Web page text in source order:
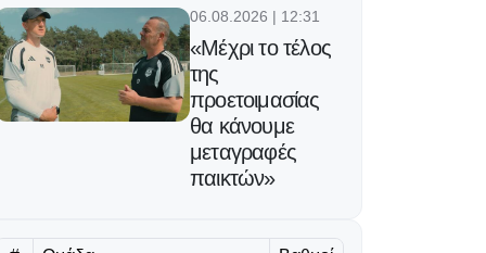
06.08.2026 | 12:31
«Μέχρι το τέλος
της
προετοιμασίας
θα κάνουμε
μεταγραφές
παικτών»